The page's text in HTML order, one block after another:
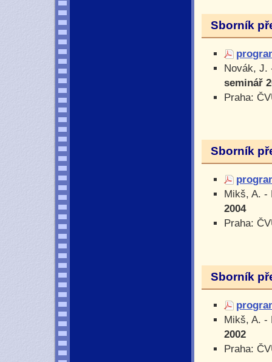
Sborník
Novák, J.
seminář
Praha:
Sborník
Mikš, A. -
2004
Praha:
Sborník
Mikš, A. -
2002
Praha: